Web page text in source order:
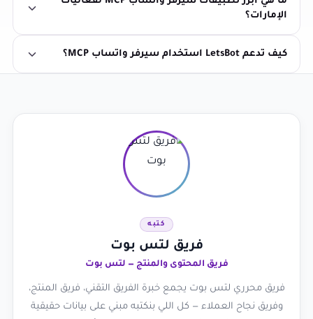
الإمارات؟
كيف تدعم LetsBot استخدام سيرفر واتساب MCP؟
كتبه
فريق لتس بوت
فريق المحتوى والمنتج — لتس بوت
فريق محرري لتس بوت يجمع خبرة الفريق التقني، فريق المنتج،
وفريق نجاح العملاء — كل اللي بنكتبه مبني على بيانات حقيقية